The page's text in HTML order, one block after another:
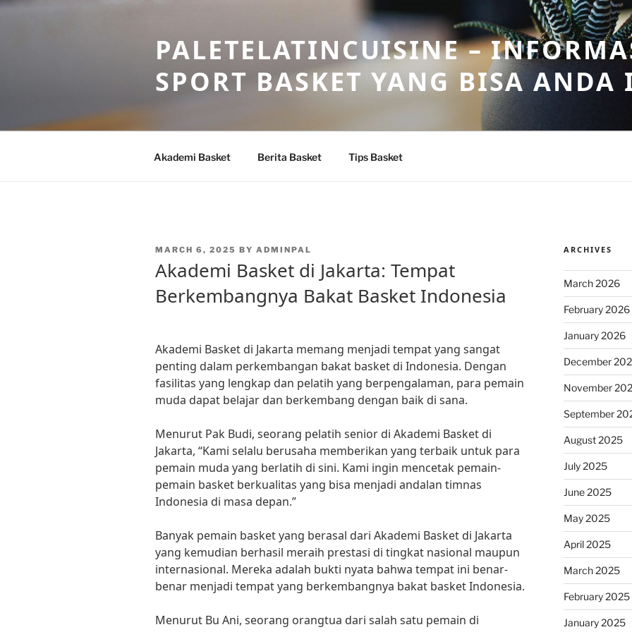
Skip
PALETELATINCUISINE –
SPORT BASKET YANG BISA
Akademi Basket Berita Basket Tips Basket
POSTED
MARCH 6, 2025 BY ADMINPAL
Akademi Basket di Jakarta: Tempat
Berkembangnya Bakat Basket Indonesia
Akademi Basket di Jakarta memang menjadi tempat yang sangat
penting dalam perkembangan bakat basket di Indonesia. Dengan
fasilitas yang lengkap dan pelatih yang berpengalaman, para pemain
muda dapat belajar dan berkembang dengan baik di sana.
Menurut Pak Budi, seorang pelatih senior di Akademi Basket di
Jakarta, “Kami selalu berusaha memberikan yang terbaik untuk para
pemain muda yang berlatih di sini. Kami ingin mencetak pemain-
pemain basket berkualitas yang bisa menjadi andalan timnas
Indonesia di masa depan.”
Banyak pemain basket yang berasal dari Akademi Basket di Jakarta
yang kemudian berhasil meraih prestasi di tingkat nasional maupun
internasional. Mereka adalah bukti nyata bahwa tempat ini benar-
benar menjadi tempat yang berkembangnya bakat basket Indonesia.
Menurut Bu Ani, seorang orangtua dari salah satu pemain di
ARCHIVES
March 2026
February 2026
January 2026
December
November
September
August 2025
July 2025
June 2025
May 2025
April 2025
March 2025
February 2025
January 2025